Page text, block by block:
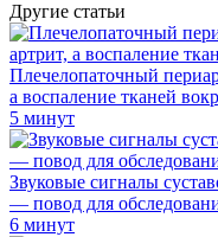
Другие статьи
Плечелопаточный
а воспаление тканей
5 минут
Звуковые сигналы
— повод для
6 минут